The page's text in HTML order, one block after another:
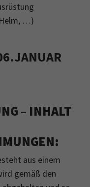
…)
– INHALT
aus einem
gemäß den